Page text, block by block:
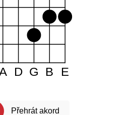
D G B E
Přehrát akord